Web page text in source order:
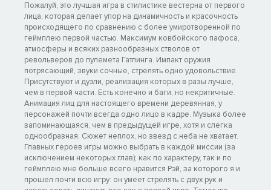
Пожалуй, это лучшая игра в стилистике вестерна от первого
лица, которая делает упор на динамичность и красочность
происходящего по сравнению с более умиротворенной по
геймплею первой частью. Максимум ковбойского пафоса,
атмосферы и всяких разнообразных стволов от
револьверов до пулемета Гатлинга. Импакт оружия
потрясающий, звуки сочные, стрелять одно удовольствие.
Присутствуют и дуэли, реализация которых в разы лучше,
чем в первой части. Есть конечно и баги, но некритичные.
Анимация лиц для настоящего времени деревянная, у
персонажей почти всегда одно лицо в кадре. Музыка более
запоминающаяся, чем в предыдущей игре, хотя и слегка
однообразная. Сюжет неплох, но звезд с неба не хватает.
Главных героев игры можно выбрать в каждой миссии (за
исключением некоторых глав); как по характеру, так и по
геймплею мне больше всего нравится Рэй, за которого я и
прошел почти всю игру: он умеет стрелять с двух рук и